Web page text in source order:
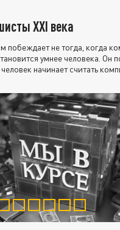
XXI века
побеждает не тогда, когда
умнее человека. Он
человек начинает считать